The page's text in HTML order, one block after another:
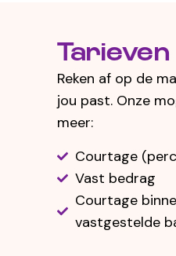
Tarieven
Reken af op de
jou past. Onze
meer:
Courtage
Vast bedrag
Courtage
vastgestelde